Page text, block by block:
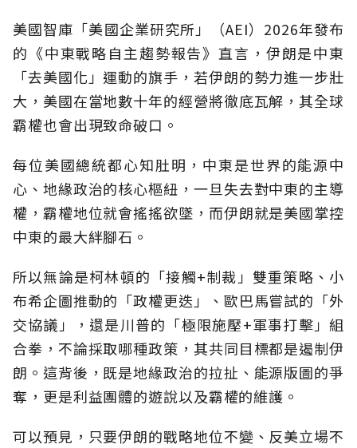
美國智庫「美國企業研究所」（AEI）2026年發布
的《中東戰略自主趨勢報告》直言，伊朗是中東
「去美國化」運動的旗手，若伊朗的勢力進一步壯
大，美國在當地數十年的經營將徹底瓦解，其全球
霸權也會出現致命破口。
每位美國總統都心知肚明，中東是世界的能源中
心、地緣政治的核心樞紐，一旦失去對中東的主導
權，霸權地位就會搖搖欲墜，而伊朗就是美國掌控
中東的最大絆腳石。
所以無論是柯林頓的「接觸+制裁」雙重策略、小
布希企圖推動的「政權更迭」、歐巴馬嘗試的「外
交協議」，還是川普的「極限施壓+軍事打擊」組
合拳，不論採取哪種政策，其共同目標都是遏制伊
朗。這背後，既是地緣政治的拉扯、能源版圖的爭
奪，更是利益團體的遊說以及霸權的維護。
可以預見，只要伊朗的戰略地位不變、反美立場不